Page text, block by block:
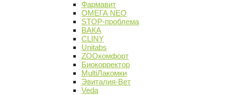
Фармавит
ОМЕГА NEO
STOP-проблема
ВАКА
CLINY
Unitabs
ZOOкомфорт
Биокорректор
MultiЛакомки
Эвиталия-Вет
Veda